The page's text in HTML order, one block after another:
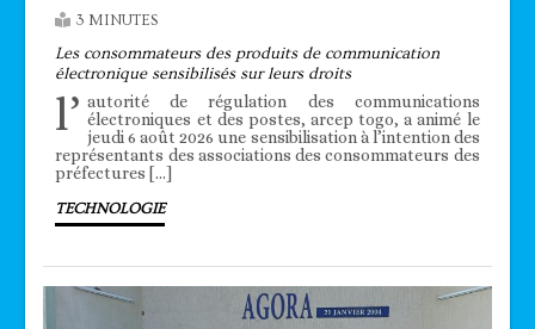
3 MINUTES
Les consommateurs des produits de communication
électronique sensibilisés sur leurs droits
l’ autorité de régulation des communications
électroniques et des postes, arcep togo, a animé le
jeudi 6 août 2026 une sensibilisation à l’intention des
représentants des associations des consommateurs des
préfectures […]
TECHNOLOGIE